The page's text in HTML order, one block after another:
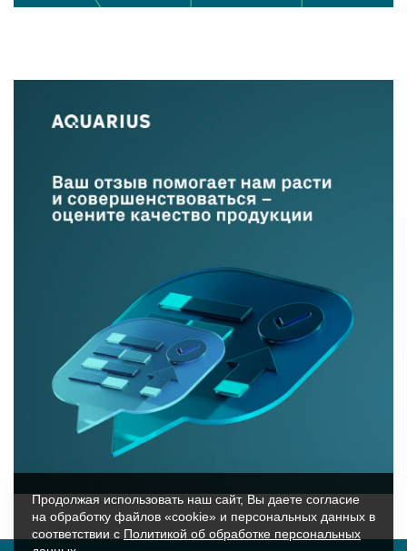
Продолжая использовать наш сайт, Вы даете согласие
на обработку файлов «cookie» и персональных данных в
соответствии с Политикой об обработке персональных